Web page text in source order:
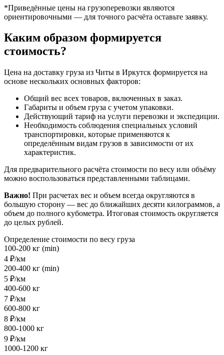
*Приведённые цены на грузоперевозки являются
ориентировочными — для точного расчёта оставьте заявку.
Каким образом формируется
стоимость?
Цена на доставку груза из Читы в Иркутск формируется на
основе нескольких основных факторов:
Общий вес всех товаров, включенных в заказ.
Габариты и объем груза с учетом упаковки.
Действующий тариф на услуги перевозки и экспедиции.
Необходимость соблюдения специальных условий
транспортировки, которые применяются к
определённым видам грузов в зависимости от их
характеристик.
Для предварительного расчёта стоимости по весу или объёму
можно воспользоваться представленными таблицами.
Важно! При расчетах вес и объем всегда округляются в
большую сторону — вес до ближайших десяти килограммов, а
объем до полного кубометра. Итоговая стоимость округляется
до целых рублей.
Определение стоимости по весу груза
100-200 кг (min)
4 ₽/км
200-400 кг (min)
5 ₽/км
400-600 кг
7 ₽/км
600-800 кг
8 ₽/км
800-1000 кг
9 ₽/км
1000-1200 кг